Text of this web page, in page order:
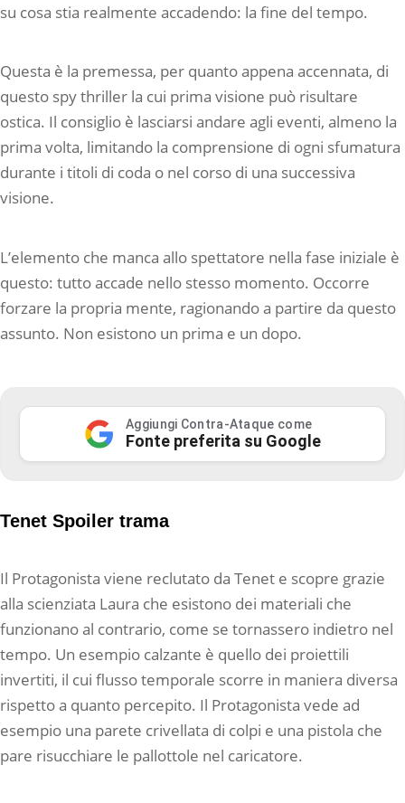
su cosa stia realmente accadendo: la fine del tempo.
Questa è la premessa, per quanto appena accennata, di
questo spy thriller la cui prima visione può risultare
ostica. Il consiglio è lasciarsi andare agli eventi, almeno la
prima volta, limitando la comprensione di ogni sfumatura
durante i titoli di coda o nel corso di una successiva
visione.
L’elemento che manca allo spettatore nella fase iniziale è
questo: tutto accade nello stesso momento. Occorre
forzare la propria mente, ragionando a partire da questo
assunto. Non esistono un prima e un dopo.
Aggiungi Contra-Ataque come
Fonte preferita su Google
Tenet Spoiler trama
Il Protagonista viene reclutato da Tenet e scopre grazie
alla scienziata Laura che esistono dei materiali che
funzionano al contrario, come se tornassero indietro nel
tempo. Un esempio calzante è quello dei proiettili
invertiti, il cui flusso temporale scorre in maniera diversa
rispetto a quanto percepito. Il Protagonista vede ad
esempio una parete crivellata di colpi e una pistola che
pare risucchiare le pallottole nel caricatore.